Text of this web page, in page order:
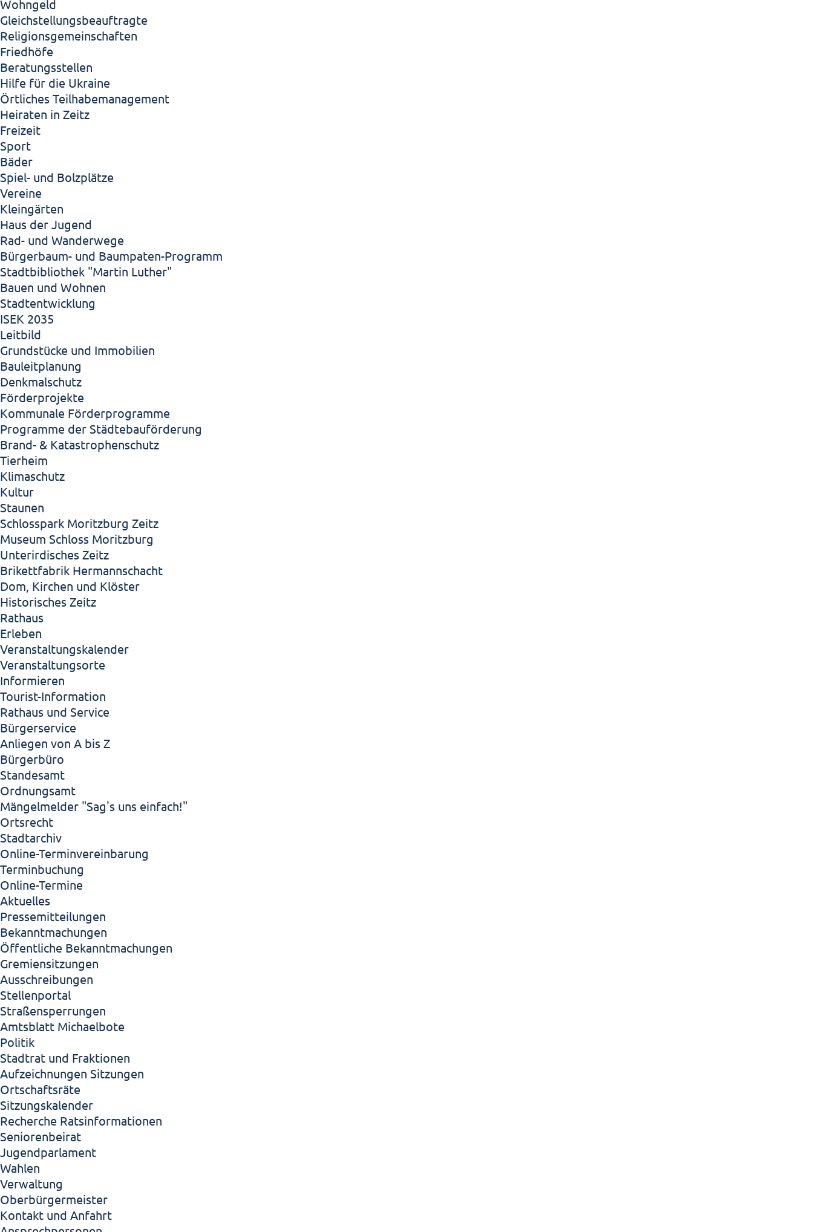
Wohngeld
Gleichstellungsbeauftragte
Religionsgemeinschaften
Friedhöfe
Beratungsstellen
Hilfe für die Ukraine
Örtliches Teilhabemanagement
Heiraten in Zeitz
Freizeit
Sport
Bäder
Spiel- und Bolzplätze
Vereine
Kleingärten
Haus der Jugend
Rad- und Wanderwege
Bürgerbaum- und Baumpaten-Programm
Stadtbibliothek "Martin Luther"
Bauen und Wohnen
Stadtentwicklung
ISEK 2035
Leitbild
Grundstücke und Immobilien
Bauleitplanung
Denkmalschutz
Förderprojekte
Kommunale Förderprogramme
Programme der Städtebauförderung
Brand- & Katastrophenschutz
Tierheim
Klimaschutz
Kultur
Staunen
Schlosspark Moritzburg Zeitz
Museum Schloss Moritzburg
Unterirdisches Zeitz
Brikettfabrik Hermannschacht
Dom, Kirchen und Klöster
Historisches Zeitz
Rathaus
Erleben
Veranstaltungskalender
Veranstaltungsorte
Informieren
Tourist-Information
Rathaus und Service
Bürgerservice
Anliegen von A bis Z
Bürgerbüro
Standesamt
Ordnungsamt
Mängelmelder "Sag's uns einfach!"
Ortsrecht
Stadtarchiv
Online-Terminvereinbarung
Terminbuchung
Online-Termine
Aktuelles
Pressemitteilungen
Bekanntmachungen
Öffentliche Bekanntmachungen
Gremiensitzungen
Ausschreibungen
Stellenportal
Straßensperrungen
Amtsblatt Michaelbote
Politik
Stadtrat und Fraktionen
Aufzeichnungen Sitzungen
Ortschaftsräte
Sitzungskalender
Recherche Ratsinformationen
Seniorenbeirat
Jugendparlament
Wahlen
Verwaltung
Oberbürgermeister
Kontakt und Anfahrt